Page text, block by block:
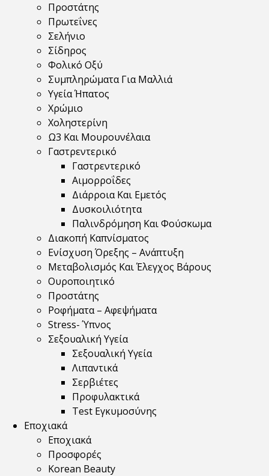
Προστάτης
Πρωτεΐνες
Σελήνιο
Σίδηρος
Φολικό Οξύ
Συμπληρώματα Για Μαλλιά
Υγεία Ήπατος
Χρώμιο
Χοληστερίνη
Ω3 Και Μουρουνέλαια
Γαστρεντερικό
Γαστρεντερικό
Αιμορροΐδες
Διάρροια Και Εμετός
Δυσκοιλιότητα
Παλινδρόμηση Και Φούσκωμα
Διακοπή Καπνίσματος
Ενίσχυση Όρεξης – Ανάπτυξη
Μεταβολισμός Και Έλεγχος Βάρους
Ουροποιητικό
Προστάτης
Ροφήματα – Αφεψήματα
Stress- Ύπνος
Σεξουαλική Υγεία
Σεξουαλική Υγεία
Λιπαντικά
Σερβιέτες
Προφυλακτικά
Test Εγκυμοσύνης
Εποχιακά
Εποχιακά
Προσφορές
Korean Beauty